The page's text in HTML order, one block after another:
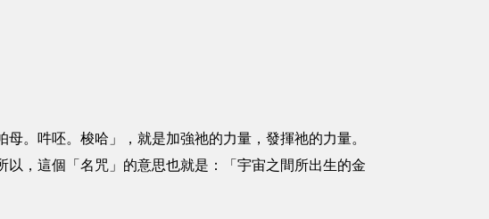
。吽呸。梭哈」，就是加強祂的力量，發揮祂的力量。
以，這個「名咒」的意思也就是：「宇宙之間所出生的金